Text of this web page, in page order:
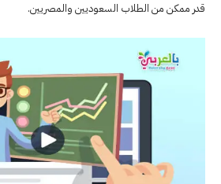
قدر ممكن من الطلاب السعوديين والمصريين.